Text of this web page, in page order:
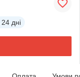
24 дні